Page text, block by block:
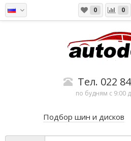
0 0
Тел. 022
по будням с 9:00
Подбор шин и дисков